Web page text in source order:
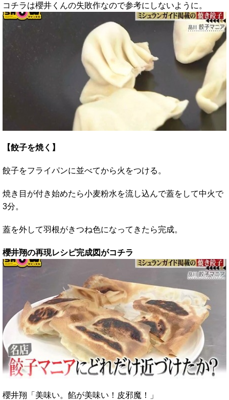
コチラは櫻井くんの失敗作なので参考にしないように。
【餃子を焼く】
餃子をフライパンに並べてから火をつける。
焼き目が付き始めたら小麦粉水を流し込んで蓋をして中火で
3分。
蓋を外して羽根がきつね色になってきたら完成。
櫻井翔の再現レシピ完成図がコチラ
櫻井翔「美味い。餡が美味い！皮邪魔！」